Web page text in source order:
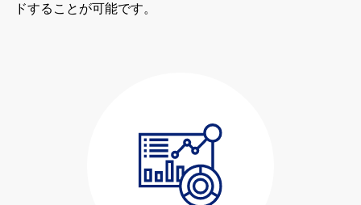
ドすることが可能です。